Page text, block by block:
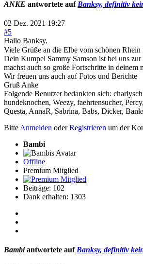
ANKE antwortete auf Banksy, definitiv
02 Dez. 2021 19:27
#5
Hallo Banksy,
Viele Grüße an die Elbe vom schönen Rhein
Dein Kumpel Sammy Samson ist bei uns
machst auch so große Fortschritte in deinem
Wir freuen uns auch auf Fotos und Berichte
Gruß Anke
Folgende Benutzer bedankten sich:
hundeknochen, Weezy, faehrtensucher, Percy,
Questa, AnnaR, Sabrina, Babs, Dicker,
Bitte Anmelden oderRegistrieren um der
Bambi
Offline
Premium Mitglied
Beiträge: 102
Dank erhalten: 1303
Bambiantwortete auf Banksy, definitiv